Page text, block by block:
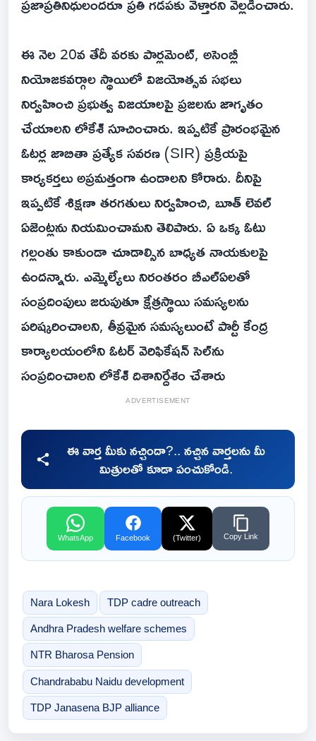
ఈ నెల 20వ తేదీ వరకు పార్లమెంట్, అసెంబ్లీ
నియోజకవర్గాల స్థాయిలో విజయోత్సవ సభలు
నిర్వహించి ప్రభుత్వ విజయాలపై ప్రజలను జాగృతం
చేయాలని లోకేశ్ సూచించారు. ఇప్పటికే ప్రారంభమైన
ఓటర్ల జాబితా ప్రత్యేక సవరణ (SIR) ప్రక్రియపై
కార్యకర్తలు అప్రమత్తంగా ఉండాలని కోరారు. దీనిపై
ఇప్పటికే శిక్షణా తరగతులు నిర్వహించి, బూత్ లెవల్
ఏజెంట్లను నియమించామని తెలిపారు. ఏ ఒక్క ఓటు
గల్లంతు కాకుండా చూడాల్సిన బాధ్యత నాయకులపై
ఉందన్నారు. ఎమ్మెల్యేలు నిరంతరం బీఎల్ఏలతో
సంప్రదింపులు జరుపుతూ క్షేత్రస్థాయి సమస్యలను
పరిష్కరించాలని, తీవ్రమైన సమస్యలుంటే పార్టీ కేంద్ర
కార్యాలయంలోని ఓటర్ వెరిఫికేషన్ సెల్‌ను
సంప్రదించాలని లోకేశ్ దిశానిర్దేశం చేశారు
ADVERTISEMENT
ఈ వార్త మీకు నచ్చిందా?.. నచ్చిన వార్తలను మీ
మిత్రులతో కూడా పంచుకోండి.
WhatsApp Facebook (Twitter) Copy Link
Nara Lokesh TDP cadre outreach
Andhra Pradesh welfare schemes
NTR Bharosa Pension
Chandrababu Naidu development
TDP Janasena BJP alliance